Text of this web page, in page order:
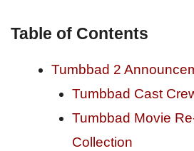
Table of Contents
Tumbbad 2
Tumbbad Cast
Tumbbad Movie
Collection